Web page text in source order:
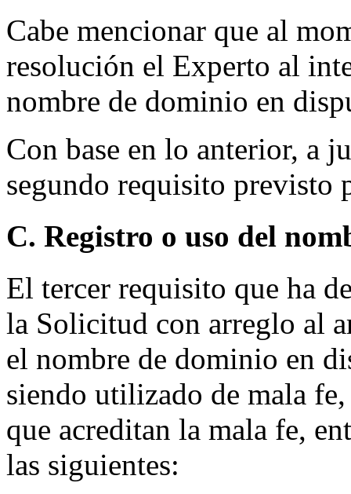
Cabe mencionar que al
resolución el Experto al
nombre de dominio en
Con base en lo anterior, a
segundo requisito previsto
C. Registro o uso del
El tercer requisito que ha
la Solicitud con arreglo al
el nombre de dominio en
siendo utilizado de mala
que acreditan la mala fe,
las siguientes: